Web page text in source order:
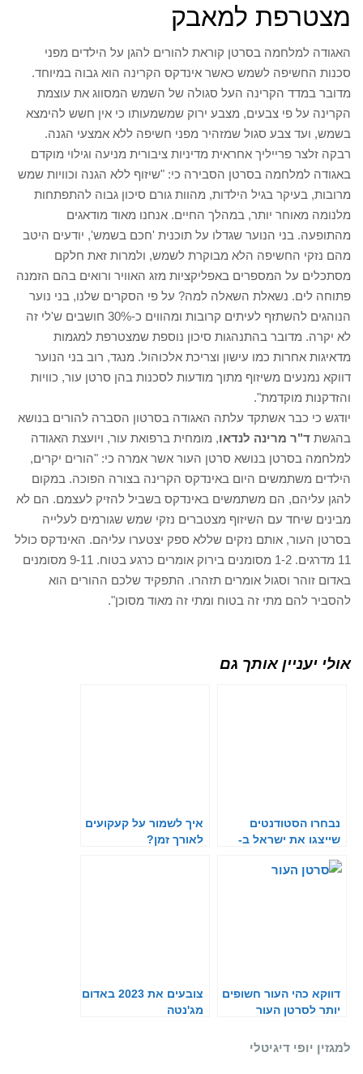
מצטרפת למאבק
האגודה למלחמה בסרטן קוראת להורים להגן על הילדים מפני
סכנות החשיפה לשמש כאשר אינדקס הקרינה הוא גבוה במיוחד.
מדובר במדד הקרינה העל סגולה של השמש המסווג את עוצמת
הקרינה על פי צבעים, מצבע ירוק שמשמעותו כי אין חשש להימצא
בשמש, ועד צבע סגול שמזהיר מפני חשיפה ללא אמצעי הגנה.
רבקה זלצר פרייליך אחראית מדיניות ציבורית מניעה וגילוי מוקדם
באגודה למלחמה בסרטן הסבירה כי: "שיזוף ללא הגנה וכוויות שמש
מרובות, בעיקר בגיל הילדות, מהוות גורם סיכון גבוה להתפתחות
מלנומה מאוחר יותר, במהלך החיים. אנחנו מאוד מודאגים
מהתופעה. בני הנוער שגדלו על תוכנית 'חכם בשמש', יודעים היטב
מהם נזקי החשיפה הלא מבוקרת לשמש, ולמרות זאת חלקם
מסתכלים על המספרים באפליקציות מזג האוויר ורואים בהם הזמנה
פתוחה לים. נשאלת השאלה למה? על פי הסקרים שלנו, בני נוער
הנוהגים להשתזף לעיתים קרובות ומהווים כ-30% חושבים ש'לי זה
לא יקרה. מדובר בהתנהגות סיכון נוספת שמצטרפת למגמות
מדאיגות אחרות כמו עישון וצריכת אלכוהול. מנגד, רוב בני הנוער
דווקא נמנעים משיזוף מתוך מודעות לסכנות בהן סרטן עור, כוויות
והזדקנות מוקדמת".
יודגש כי כבר אשתקד עלתה האגודה בסרטון הסברה להורים בנושא
בהגשת ד"ר מרינה לנדאו, מומחית ברפואת עור, ויועצת האגודה
למלחמה בסרטן בנושא סרטן העור אשר אמרה כי: "הורים יקרים,
הילדים משתמשים היום באינדקס הקרינה בצורה הפוכה. במקום
להגן עליהם, הם משתמשים באינדקס בשביל להזיק לעצמם. הם לא
מבינים שיחד עם השיזוף מצטברים נזקי שמש שגורמים לעלייה
בסרטן העור, אותם נזקים שללא ספק יצטערו עליהם. האינדקס כולל
11 מדרגים. 1-2 מסומנים בירוק אומרים כרגע בטוח. 9-11 מסומנים
באדום זוהר וסגול אומרים תזהרו. התפקיד שלכם ההורים הוא
להסביר להם מתי זה בטוח ומתי זה מאוד מסוכן".
אולי יעניין אותך גם
נבחרו הסטודנטים
שייצגו את ישראל ב-
איך לשמור על קעקועים
לאורך זמן?
דווקא כהי העור חשופים
יותר לסרטן העור
צובעים את 2023 באדום
מג'נטה
למגזין יופי דיגיטלי